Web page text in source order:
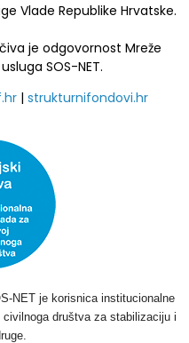
Vlade Republike Hrvatske.
je odgovornost Mreže
SOS-NET.
| strukturnifondovi.hr
NET je korisnica institucionalne
društva za stabilizaciju i